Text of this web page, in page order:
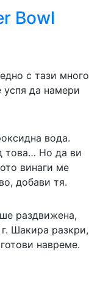
Bowl
с тази много
успя да намери
вода.
това… Но да ви
винаги ме
добави тя.
раздвижена,
Шакира разкри,
навреме.